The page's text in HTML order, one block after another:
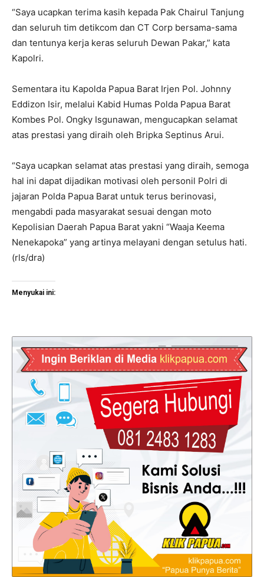
“Saya ucapkan terima kasih kepada Pak Chairul Tanjung
dan seluruh tim detikcom dan CT Corp bersama-sama
dan tentunya kerja keras seluruh Dewan Pakar,” kata
Kapolri.
Sementara itu Kapolda Papua Barat Irjen Pol. Johnny
Eddizon Isir, melalui Kabid Humas Polda Papua Barat
Kombes Pol. Ongky Isgunawan, mengucapkan selamat
atas prestasi yang diraih oleh Bripka Septinus Arui.
“Saya ucapkan selamat atas prestasi yang diraih, semoga
hal ini dapat dijadikan motivasi oleh personil Polri di
jajaran Polda Papua Barat untuk terus berinovasi,
mengabdi pada masyarakat sesuai dengan moto
Kepolisian Daerah Papua Barat yakni “Waaja Keema
Nenekapoka” yang artinya melayani dengan setulus hati.
(rls/dra)
Menyukai ini: